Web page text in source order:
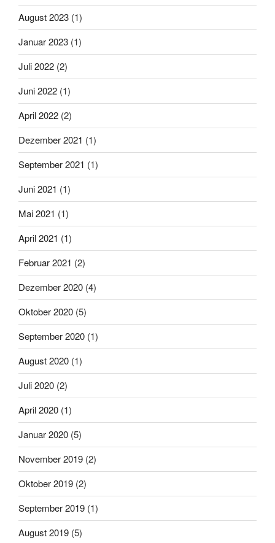
August 2023 (1)
Januar 2023 (1)
Juli 2022 (2)
Juni 2022 (1)
April 2022 (2)
Dezember 2021 (1)
September 2021 (1)
Juni 2021 (1)
Mai 2021 (1)
April 2021 (1)
Februar 2021 (2)
Dezember 2020 (4)
Oktober 2020 (5)
September 2020 (1)
August 2020 (1)
Juli 2020 (2)
April 2020 (1)
Januar 2020 (5)
November 2019 (2)
Oktober 2019 (2)
September 2019 (1)
August 2019 (5)